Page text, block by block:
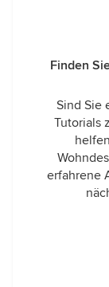
Finden
Sind Sie
Tutorials
erfahrene